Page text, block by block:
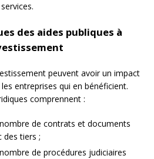
des aides publiques à
peuvent avoir un impact
entreprises qui en bénéficient.
comprennent :
de contrats et documents
des tiers ;
de procédures judiciaires